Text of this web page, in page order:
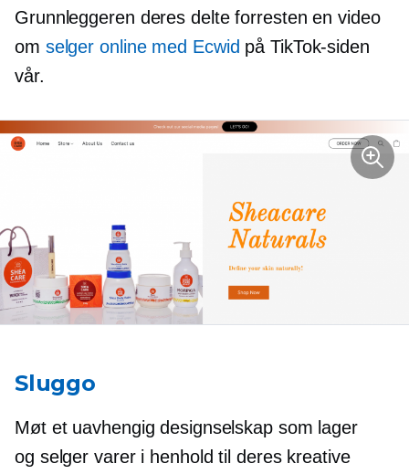
Grunnleggeren deres delte forresten en video
om selger online med Ecwid på TikTok-siden
vår.
Sluggo
Møt et uavhengig designselskap som lager
og selger varer i henhold til deres kreative